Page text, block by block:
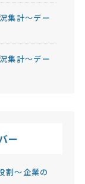
集計～デー
集計～デー
ー
割～企業の